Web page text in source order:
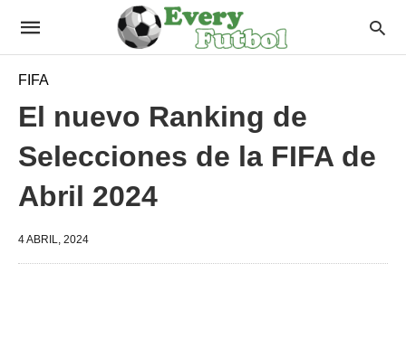
FIFA
El nuevo Ranking de
Selecciones de la FIFA de
Abril 2024
4 ABRIL, 2024